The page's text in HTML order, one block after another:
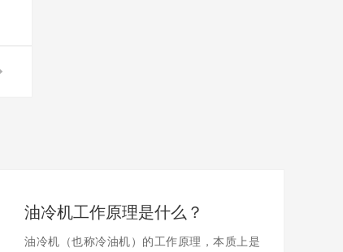
油冷机工作原理是什么？
油冷机（也称冷油机）的工作原理，本质上是